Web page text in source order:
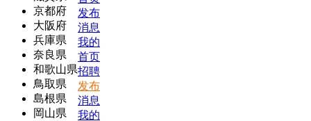
京都府
大阪府
兵庫県
奈良県
和歌山県
鳥取県
島根県
岡山県
发布
消息
我的
首页
招聘
发布
消息
我的